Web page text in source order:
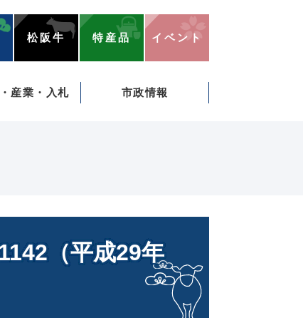
松阪牛 特産品 イベント
産業・入札 市政情報
（平成29年